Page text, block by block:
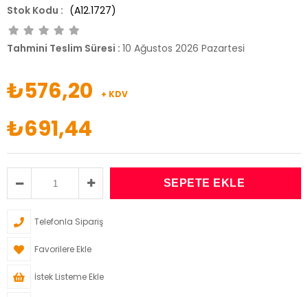
(A12.1727)
Tahmini Teslim Süresi : 10 Ağustos 2026 Pazartesi
₺576,20 + KDV
₺691,44
Telefonla Sipariş
Favorilere Ekle
İstek Listeme Ekle